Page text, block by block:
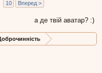
10 Вперед >
а де твій аватар? :)